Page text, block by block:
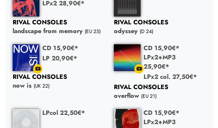
LPx2 28,90€*
RIVAL CONSOLES
landscape from memory (EU 25)
RIVAL CONSOLES
odyssey (D 24)
CD 15,90€*
LP 20,90€*
RIVAL CONSOLES
now is (UK 22)
CD 15,90€*
LPx2+MP3
25,90€*
LPx2 col. 27,50€*
RIVAL CONSOLES
overflow (EU 21)
LPcol 22,50€*
CD 15,90€*
LPx2+MP3